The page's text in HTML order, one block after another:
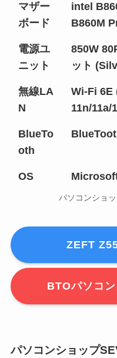
マザー
ボード
intel
B860M
電源ユ
ニット
850W
ット
無線LA
N
Wi-Fi 6E
11n/11a/
BlueTo
oth
OS
パソコンショ
ZEFT
BTOパソコ
パソコンショップ